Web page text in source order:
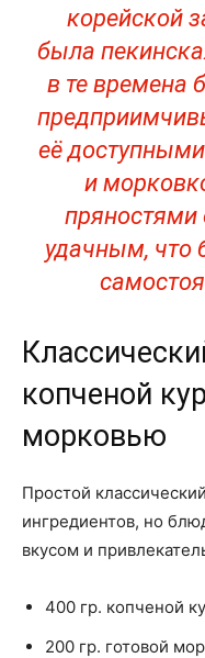
корейской
была
в те времена
её
и
пряностями
удачным, что
копченой
морковью
Простой
ингредиентов, но
вкусом и
400 гр. копченой
200 гр. готовой